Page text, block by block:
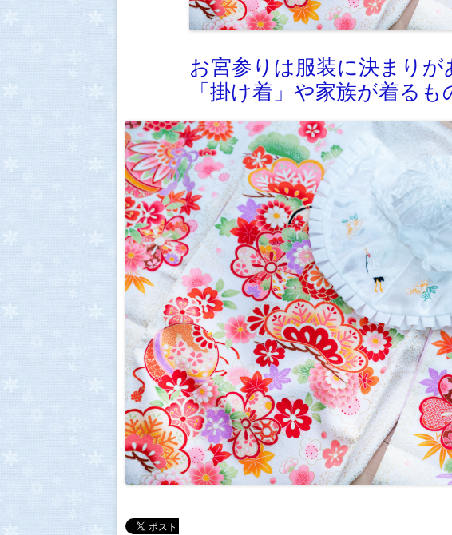
お宮参りは服装に決まり
「掛け着」や家族が着るも